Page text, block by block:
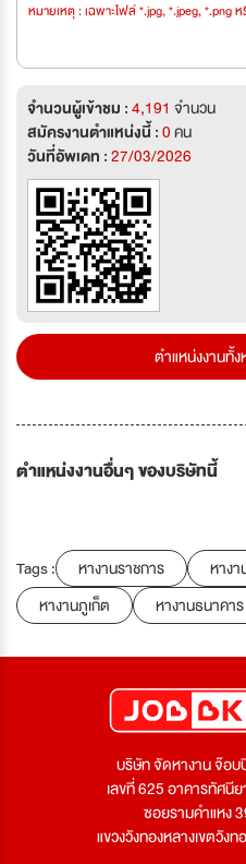
หมายเหตุ : เฉพาะไฟล์ *.jpg, *.jpeg, *.png
จำนวนผู้เข้าชม :4,191 จำนวน
สมัครงานตำแหน่งนี้ :0คน
วันที่อัพเดท :27/03/2026
ตำแหน่งงานทั้
ตำแหน่งงานอื่นๆ ของบริษัทนี้
Tags : หางานราชการ หางา
หางานภูเก็ต
หางานธนาคาร
บริษัท จัดหางาน จ๊อบ
เลขที่ 625 อาคารทัศนี
ซอยรามคำแหง
แขวงวังทองหลางเขตวัง